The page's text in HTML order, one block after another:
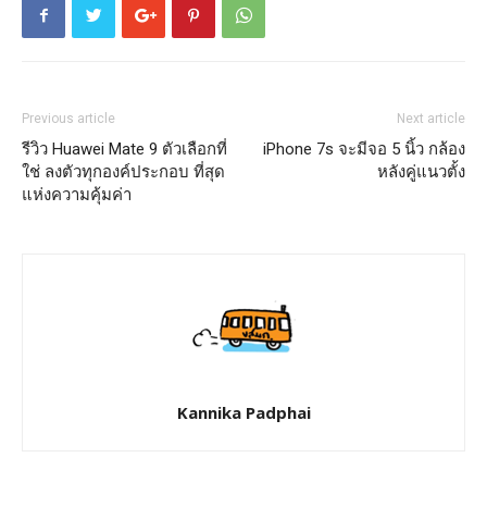
Previous article
รีวิว Huawei Mate 9 ตัวเลือกที่
ใช่ ลงตัวทุกองค์ประกอบ ที่สุด
แห่งความคุ้มค่า
Next article
iPhone 7s จะมีจอ 5 นิ้ว กล้อง
หลังคู่แนวตั้ง
Kannika Padphai